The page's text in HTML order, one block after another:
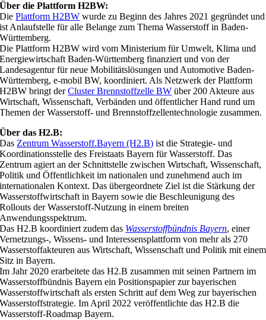
Über die Plattform H2BW:
DiePlattform H2BW wurde zu Beginn des Jahres 2021 gegründet und
ist Anlaufstelle für alle Belange zum Thema Wasserstoff in Baden-
Württemberg.
Die Plattform H2BW wird vom Ministerium für Umwelt, Klima und
Energiewirtschaft Baden-Württemberg finanziert und von der
Landesagentur für neue Mobilitätslösungen und Automotive Baden-
Württemberg, e-mobil BW, koordiniert. Als Netzwerk der Plattform
H2BW bringt derCluster Brennstoffzelle BW über 200 Akteure aus
Wirtschaft, Wissenschaft, Verbänden und öffentlicher Hand rund um
Themen der Wasserstoff- und Brennstoffzellentechnologie zusammen.
Über das H2.B:
DasZentrum Wasserstoff.Bayern (H2.B) ist die Strategie- und
Koordinationsstelle des Freistaats Bayern für Wasserstoff. Das
Zentrum agiert an der Schnittstelle zwischen Wirtschaft, Wissenschaft,
Politik und Öffentlichkeit im nationalen und zunehmend auch im
internationalen Kontext. Das übergeordnete Ziel ist die Stärkung der
Wasserstoffwirtschaft in Bayern sowie die Beschleunigung des
Rollouts der Wasserstoff-Nutzung in einem breiten
Anwendungsspektrum.
Das H2.B koordiniert zudem das Wasserstoffbündnis Bayern, einer
Vernetzungs-, Wissens- und Interessensplattform von mehr als 270
Wasserstoffakteuren aus Wirtschaft, Wissenschaft und Politik mit einem
Sitz in Bayern.
Im Jahr 2020 erarbeitete das H2.B zusammen mit seinen Partnern im
Wasserstoffbündnis Bayern ein Positionspapier zur bayerischen
Wasserstoffwirtschaft als ersten Schritt auf dem Weg zur bayerischen
Wasserstoffstrategie. Im April 2022 veröffentlichte das H2.B die
Wasserstoff-Roadmap Bayern.